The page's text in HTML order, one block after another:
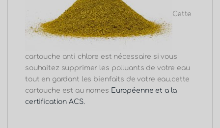
Cette
cartouche anti chlore est nécessaire si vous
souhaitez supprimer les polluants de votre eau
tout en gardant les bienfaits de votre eau.cette
cartouche est au nomes Européenne et a la
certification ACS.